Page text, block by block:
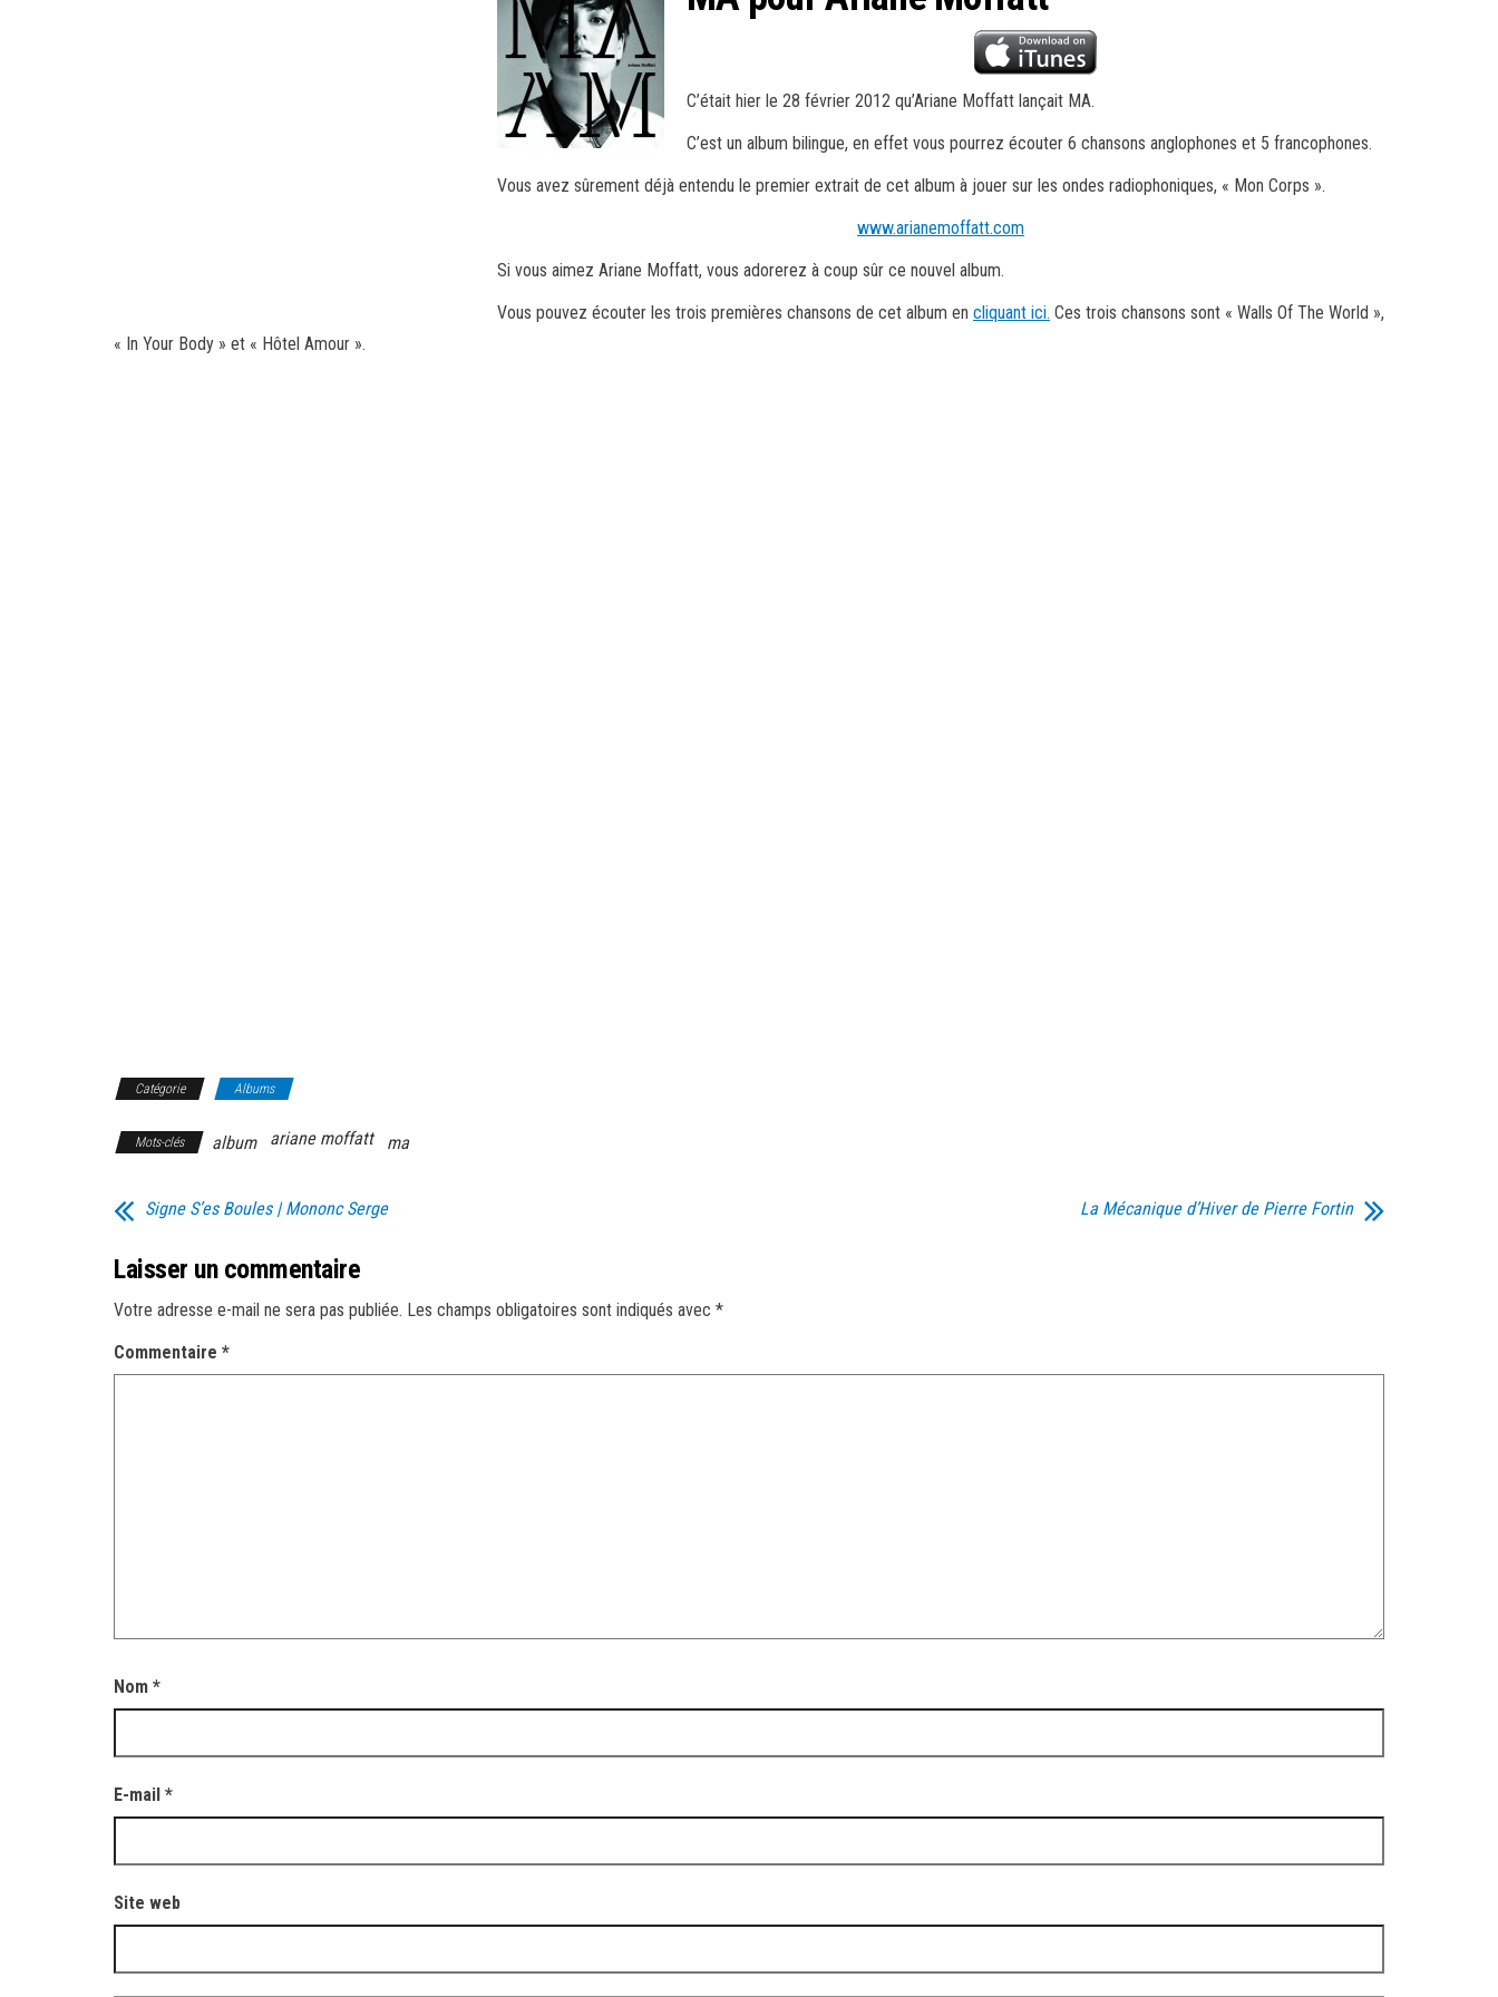
C’était hier le 28 février 2012 qu’Ariane Moffatt lançait MA.
C’est un album bilingue, en effet vous pourrez écouter 6 chansons anglophones et 5 francophones.
Vous avez sûrement déjà entendu le premier extrait de cet album à jouer sur les ondes radiophoniques, « Mon Corps ».
www.arianemoffatt.com
Si vous aimez Ariane Moffatt, vous adorerez à coup sûr ce nouvel album.
Vous pouvez écouter les trois premières chansons de cet album en cliquant ici. Ces trois chansons sont « Walls Of The World »,
« In Your Body » et « Hôtel Amour ».
Catégorie Albums
Mots-clés album ariane moffatt ma
Signe S’es Boules | Mononc Serge La Mécanique d’Hiver de Pierre Fortin
Laisser un commentaire
Votre adresse e-mail ne sera pas publiée. Les champs obligatoires sont indiqués avec *
Commentaire *
Nom *
E-mail *
Site web